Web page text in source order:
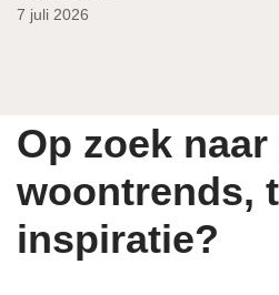
7 juli 2026
Op zoek
woontrends,
inspiratie?